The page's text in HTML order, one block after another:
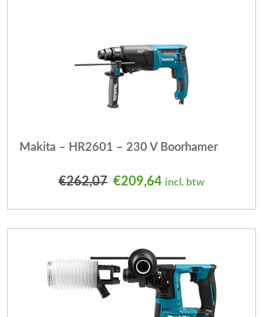
Makita – HR2601 – 230 V Boorhamer
€262,07 Oorspronkelijke prijs
€209,64Huidige prijs is:
incl. btw